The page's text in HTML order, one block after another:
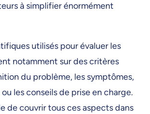
à simplifier énormément
utilisés pour évaluer les
notamment sur des critères
du problème, les symptômes,
les conseils de prise en charge.
de couvrir tous ces aspects dans